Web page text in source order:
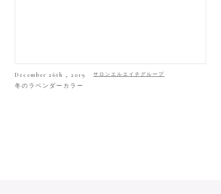
December 26th , 2019 サロンエルエイチグループ
冬のラベンダーカラー